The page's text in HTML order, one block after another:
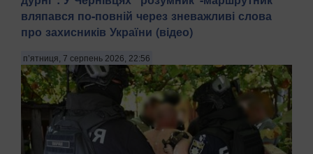
вляпався по-повній через зневажливі слова
про захисників України (відео)
п’ятниця, 7 серпень 2026, 22:56